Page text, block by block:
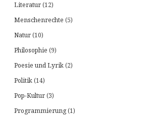
Literatur(12)
Menschenrechte (5)
Natur(10)
Philosophie (9)
Poesie und Lyrik(2)
Politik(14)
Pop-Kultur(3)
Programmierung(1)